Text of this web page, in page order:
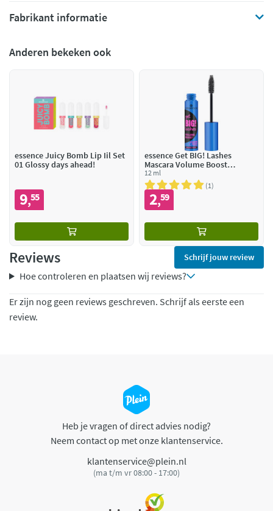
Fabrikant informatie
Anderen bekeken ook
essence Juicy Bomb Lip Iil Set
01 Glossy days ahead!
9,55
essence Get BIG! Lashes
Mascara Volume Boost
Waterproof
12 ml
1
2,59
Reviews Schrijf jouw review
Hoe controleren en plaatsen wij reviews?
Er zijn nog geen reviews geschreven. Schrijf als eerste een
review.
Heb je vragen of direct advies nodig?
Neem contact op met onze klantenservice.
klantenservice@plein.nl
(ma t/m vr 08:00 - 17:00)